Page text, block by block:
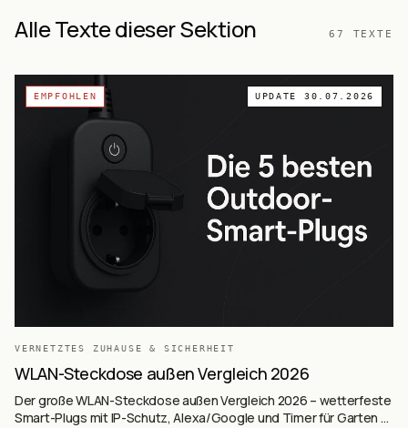
Alle Texte dieser Sektion 67 TEXTE
EMPFOHLEN UPDATE 30.07.2026
VERNETZTES ZUHAUSE & SICHERHEIT
WLAN-Steckdose außen Vergleich 2026
Der große WLAN-Steckdose außen Vergleich 2026 – wetterfeste
Smart-Plugs mit IP-Schutz, Alexa/Google und Timer für Garten &